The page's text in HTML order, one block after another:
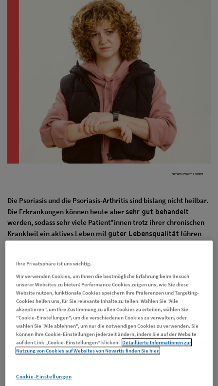
Novartis Pharma GmbH
Die Psoriasis und die Psoriasis-Arthritis sind bislang nicht heilbar.
Die Erkrankungen können heute aber sehr gut behandelt
werden, sodass sehr viele Patient*innen trotz ihrer chronischen
Krankheit ein aktives Leben mit guter Lebensqualität führen
können.
In unserem kompakten Erklärvideo erfährst du mehr darüber,
wie die Schuppenflechte und die Psoriasis-Arthritis entstehen und
welcheSymptomedabei auftreten.
Ihre Privatsphäre ist uns wichtig.
Wir verwenden Cookies, um Ihnen die bestmögliche Erfahrung beim Besuch
unserer Websites zu bieten: Performance Cookies zeigen uns, wie Sie diese
Website nutzen, funktionale Cookies speichern Ihre Präferenzen und Targeting-
Cookies helfen uns, für Sie relevante Inhalte zu teilen. Wählen Sie "Alle
akzeptieren", um Ihre Zustimmung zu allen Cookies zu erteilen, wählen Sie
"Cookie-Einstellungen", um die verschiedenen Cookies zu verwalten, oder
wählen Sie "Alle ablehnen", um nur die notwendigen Cookies zu verwenden. Sie
können Ihre Cookie-Einstellungen jederzeit ändern, indem Sie auf der Website
auf den Link „Cookie-Einstellungen“ klicken. Detaillierte Informationen zur
Nutzung von Cookies auf Websites von Novartis finden Sie hier.
Cookie-Einstellungen